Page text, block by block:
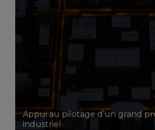
Appui au pilotage d’un grand
industriel